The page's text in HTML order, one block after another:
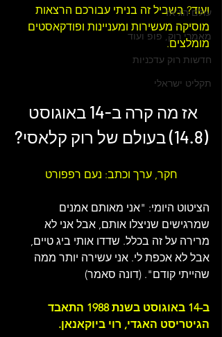
עולם הג'אז
מאמרי רוק, פופ ועוד
חדשות רוק עדכניות
תקליט ישראלי
ועוד? בשביל זה בניתי עבורכם הרצאות
מוסיקה מעשירות ומעניינות ופודקאסטים
מומלצים.
אז מה קרה ב-14 באוגוסט
(14.8) בעולם של
רוק קלאסי?
חקר, ערך וכתב: נעם רפפורט
הציטוט היומי: "אני מאותם אמנים
שמרגישים שניצלו אותם, אבל אני לא
מרירה על זה בכלל. שדדו אותי ביג טיים,
אבל לא אכפת לי. אני עשירה יותר ממה
שהייתי קודם". (דונה סאמר)
ב-14 באוגוסט בשנת 1988 התאבד
הגיטריסט האגדי, רוי ביוקאנאן.